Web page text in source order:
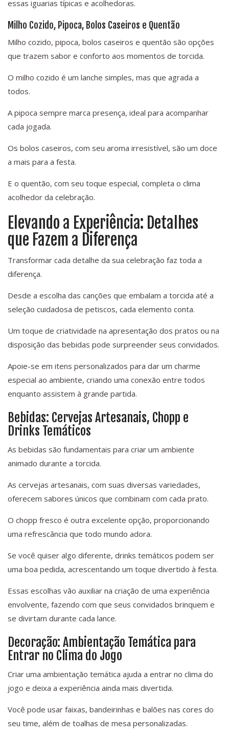
essas iguarias típicas e acolhedoras.
Milho Cozido, Pipoca, Bolos Caseiros e Quentão
Milho cozido, pipoca, bolos caseiros e quentão são opções
que trazem sabor e conforto aos momentos de torcida.
O milho cozido é um lanche simples, mas que agrada a
todos.
A pipoca sempre marca presença, ideal para acompanhar
cada jogada.
Os bolos caseiros, com seu aroma irresistível, são um doce
a mais para a festa.
E o quentão, com seu toque especial, completa o clima
acolhedor da celebração.
Elevando a Experiência: Detalhes
que Fazem a Diferença
Transformar cada detalhe da sua celebração faz toda a
diferença.
Desde a escolha das canções que embalam a torcida até a
seleção cuidadosa de petiscos, cada elemento conta.
Um toque de criatividade na apresentação dos pratos ou na
disposição das bebidas pode surpreender seus convidados.
Apoie-se em itens personalizados para dar um charme
especial ao ambiente, criando uma conexão entre todos
enquanto assistem à grande partida.
Bebidas: Cervejas Artesanais, Chopp e
Drinks Temáticos
As bebidas são fundamentais para criar um ambiente
animado durante a torcida.
As cervejas artesanais, com suas diversas variedades,
oferecem sabores únicos que combinam com cada prato.
O chopp fresco é outra excelente opção, proporcionando
uma refrescância que todo mundo adora.
Se você quiser algo diferente, drinks temáticos podem ser
uma boa pedida, acrescentando um toque divertido à festa.
Essas escolhas vão auxiliar na criação de uma experiência
envolvente, fazendo com que seus convidados brinquem e
se divirtam durante cada lance.
Decoração: Ambientação Temática para
Entrar no Clima do Jogo
Criar uma ambientação temática ajuda a entrar no clima do
jogo e deixa a experiência ainda mais divertida.
Você pode usar faixas, bandeirinhas e balões nas cores do
seu time, além de toalhas de mesa personalizadas.